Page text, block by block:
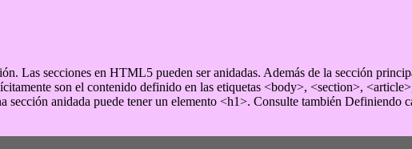
Las secciones en HTML5 pueden ser anidadas. Además de la sección
son el contenido definido en las etiquetas <body>, <section>,
sección anidada puede tener un elemento <h1>. Consulte también Definiendo